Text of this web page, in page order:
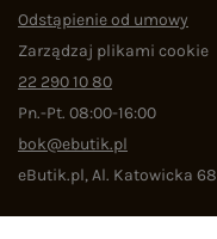
Odstąpienie od umowy
Zarządzaj plikami cookie
22 290 10 80
Pn.-Pt. 08:00-16:00
bok@ebutik.pl
eButik.pl,Al. Katowicka 68